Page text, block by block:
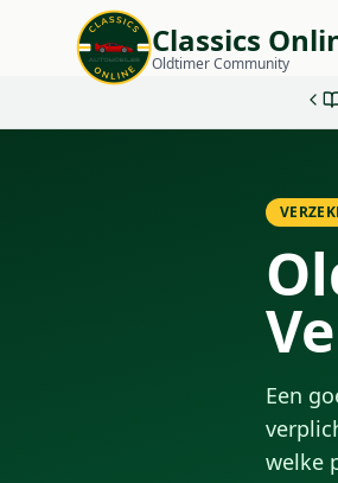
Classics
Oldtimer Community
Een
welke